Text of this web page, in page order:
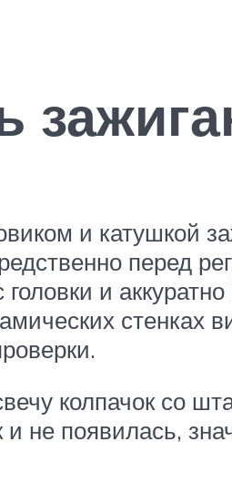
и катушкой
перед
головки и
колпачок со
не появилась,